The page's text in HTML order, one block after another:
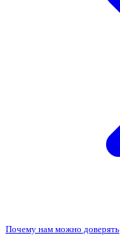
Почему нам можно доверять